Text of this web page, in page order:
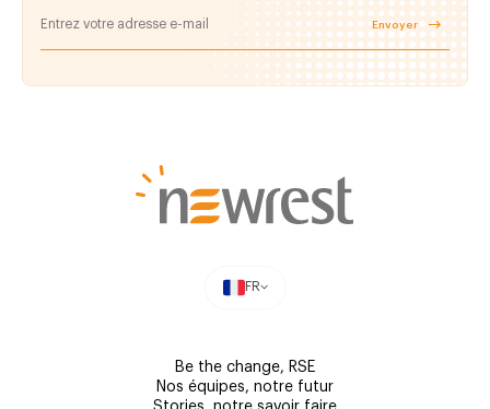
Envoyer
FR
Be the change, RSE
Nos équipes, notre futur